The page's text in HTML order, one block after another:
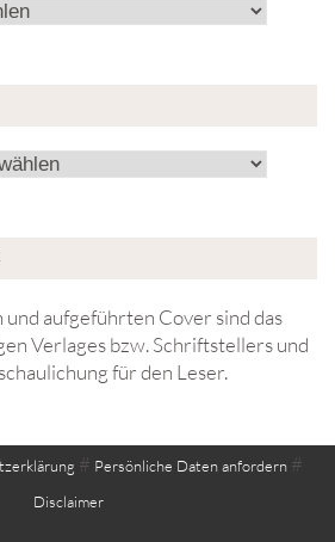
aufgeführten Cover sind das
Verlages bzw. Schriftstellers und
für den Leser.
# Persönliche Daten anfordern #
Disclaimer